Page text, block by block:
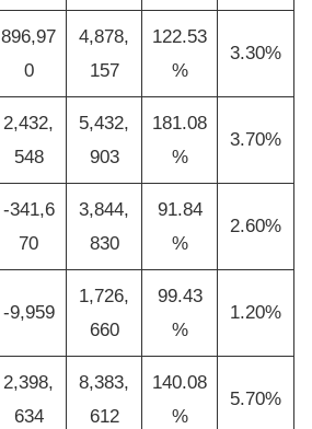
896,97
0
4,878,
157
122.53
%
3.30%
2,432,
548
5,432,
903
181.08
%
3.70%
-341,6
70
3,844,
830
91.84
%
2.60%
-9,959
1,726,
660
99.43
%
1.20%
2,398,
634
8,383,
612
140.08
%
5.70%